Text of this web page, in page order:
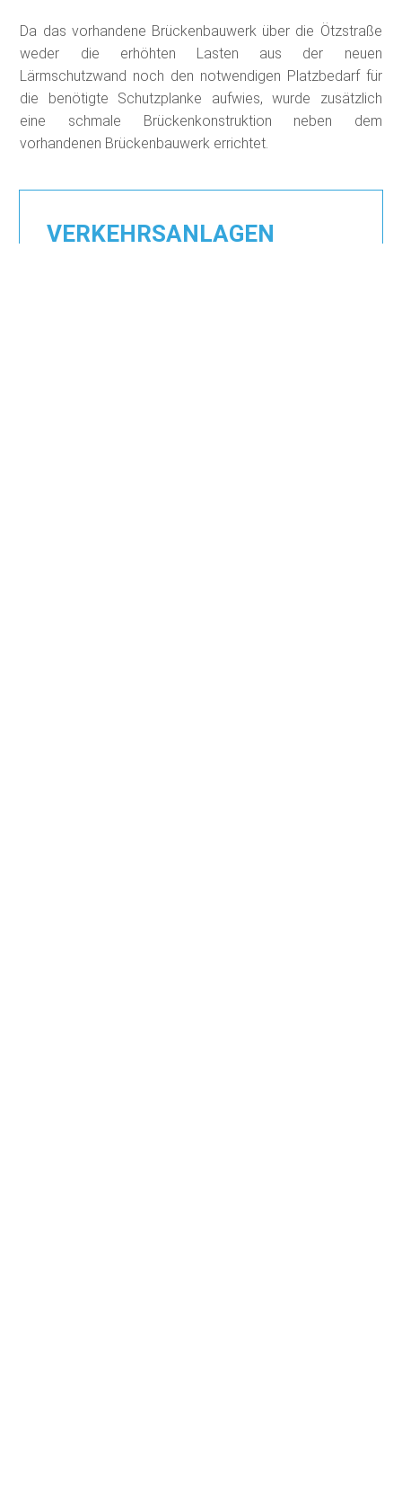
Da das vorhandene Brückenbauwerk über die Ötzstraße
weder die erhöhten Lasten aus der neuen
Lärmschutzwand noch den notwendigen Platzbedarf für
die benötigte Schutzplanke aufwies, wurde zusätzlich
eine schmale Brückenkonstruktion neben dem
vorhandenen Brückenbauwerk errichtet.
VERKEHRSANLAGEN